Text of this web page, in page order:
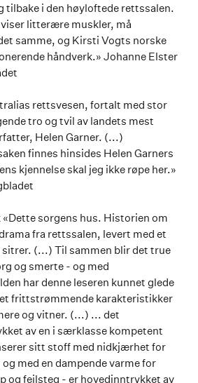
tilbake i den høyloftede rettssalen.
litterære muskler, må
samme, og Kirsti Vogts norske
håndverk.» Johanne Elster
rettsvesen, fortalt med stor
tro og tvil av landets mest
Helen Garner. (...)
finnes hinsides Helen Garners
kjennelse skal jeg ikke røpe her.»
«Dette sorgens hus. Historien om
fra rettssalen, levert med et
(...) Til sammen blir det true
og smerte - og med
har denne leseren kunnet glede
frittstrømmende karakteristikker
og vitner. (...) ... det
av en i særklasse kompetent
sitt stoff med nidkjærhet for
med en dampende varme for
og feilsteg - er hovedinntrykket av